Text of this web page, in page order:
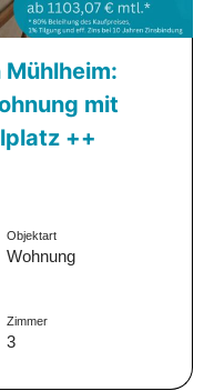
mit
++
Objektart
Wohnung
Zimmer
3